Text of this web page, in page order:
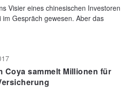
Visier eines chinesischen Investoren
Gespräch gewesen. Aber das
Coya sammelt Millionen für